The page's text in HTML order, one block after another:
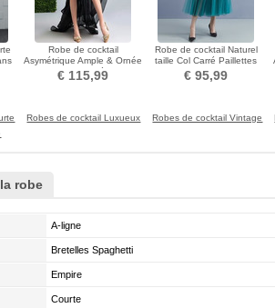
Robe de cocktail
Asymétrique Ample & Ornée
Organza Asymétrique
€ 115,99
Robe de cocktail Naturel
taille Col Carré Paillettes
Longueur Mollet
€ 95,99
Robes de cocktail Luxueux Robes de cocktail Vintage
robe
A-ligne
Bretelles Spaghetti
Empire
Courte